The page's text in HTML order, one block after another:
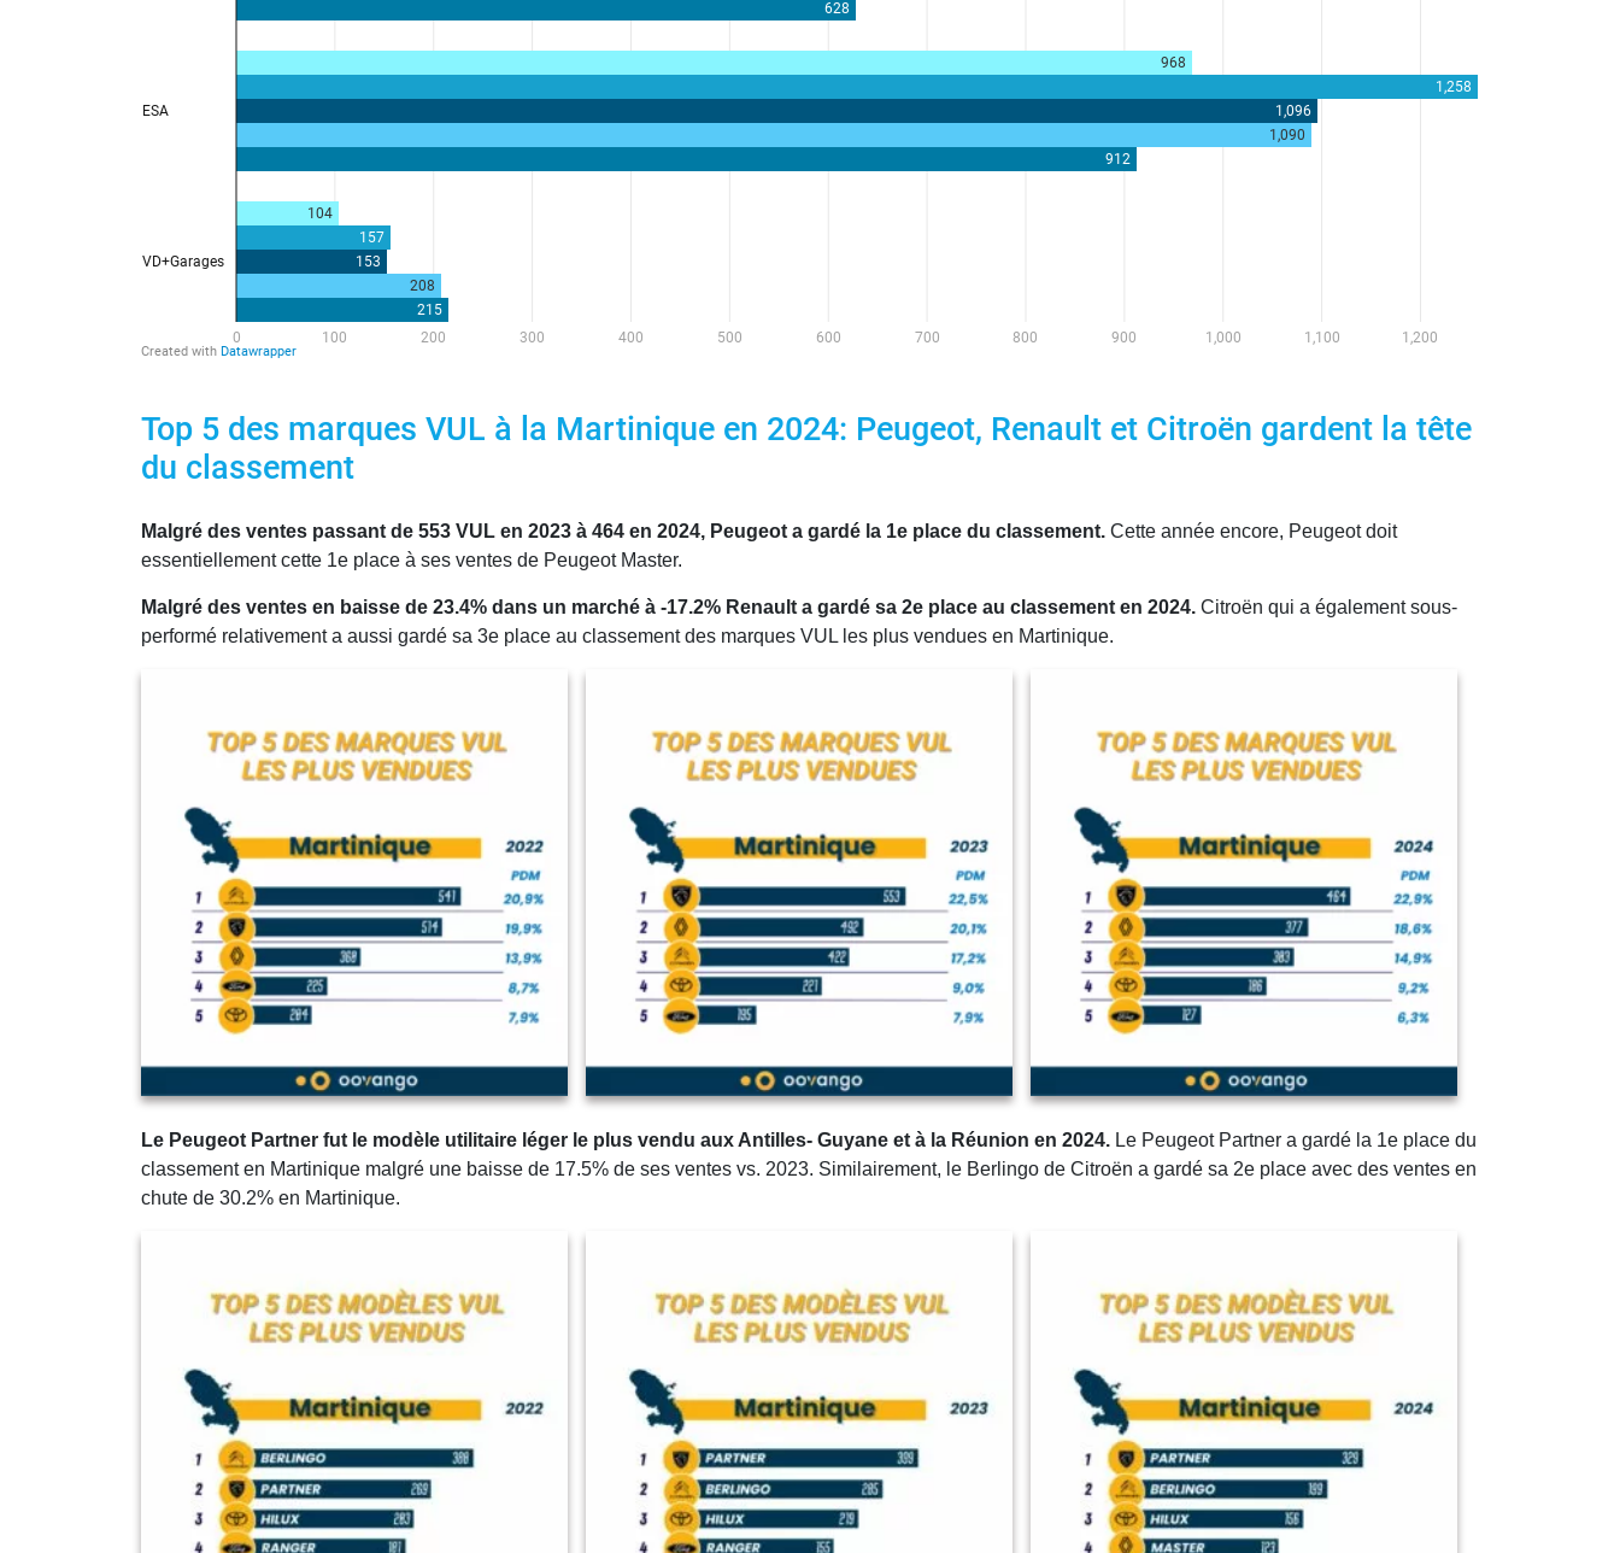
Top 5 des marques VUL à la Martinique en 2024: Peugeot, Renault et Citroën gardent la tête
du classement
Malgré des ventes passant de 553 VUL en 2023 à 464 en 2024, Peugeot a gardé la 1e place du classement. Cette année encore, Peugeot doit
essentiellement cette 1e place à ses ventes de Peugeot Master.
Malgré des ventes en baisse de 23.4% dans un marché à -17.2% Renault a gardé sa 2e place au classement en 2024. Citroën qui a également sous-
performé relativement a aussi gardé sa 3e place au classement des marques VUL les plus vendues en Martinique.
Le Peugeot Partner fut le modèle utilitaire léger le plus vendu aux Antilles- Guyane et à la Réunion en 2024. Le Peugeot Partner a gardé la 1e place du
classement en Martinique malgré une baisse de 17.5% de ses ventes vs. 2023. Similairement, le Berlingo de Citroën a gardé sa 2e place avec des ventes en
chute de 30.2% en Martinique.